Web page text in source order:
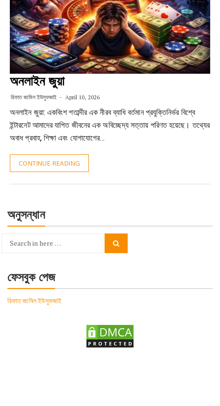
অনলাইন জুয়া
রিফাত জামিল ইউসুফজাই April 10, 2026
অনলাইন জুয়া: একবিংশ শতাব্দীর এক নীরব ব্যাধি বর্তমান প্রযুক্তিনির্ভর বিশ্বে
ইন্টারনেট আমাদের যাপিত জীবনের এক অবিচ্ছেদ্য সত্তায় পরিণত হয়েছে। তথ্যের
অবাধ প্রবাহ, শিক্ষা এবং যোগাযোগের…
CONTINUE READING
অনুসন্ধান
Search
ফেসবুক পেজ
রিফাত জামিল ইউসুফজাই